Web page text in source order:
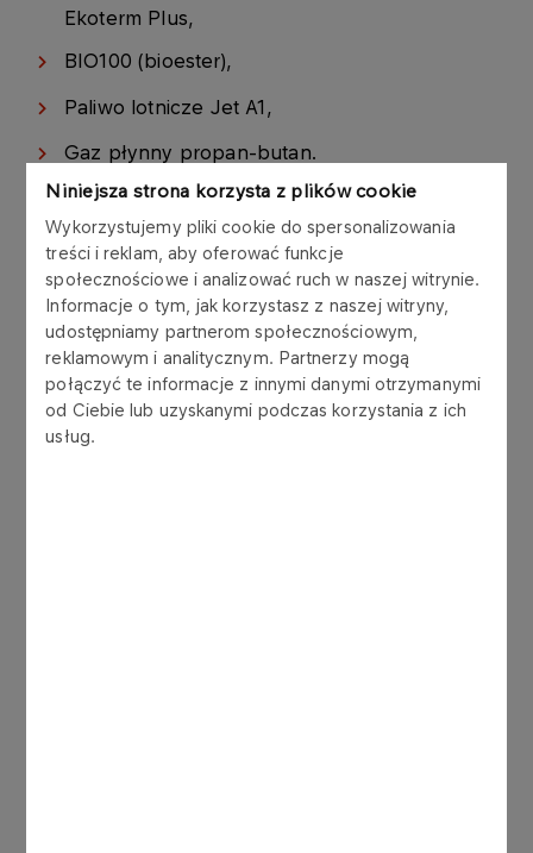
Niniejsza strona korzysta z plików cookie
Wykorzystujemy pliki cookie do spersonalizowania
treści i reklam, aby oferować funkcje
społecznościowe i analizować ruch w naszej witrynie.
Informacje o tym, jak korzystasz z naszej witryny,
udostępniamy partnerom społecznościowym,
reklamowym i analitycznym. Partnerzy mogą
połączyć te informacje z innymi danymi otrzymanymi
od Ciebie lub uzyskanymi podczas korzystania z ich
usług.
Ekoterm Plus,
BIO100 (bioester),
Paliwo lotnicze Jet A1,
Gaz płynny propan-butan.
Możliwość zakupu
uzależniona jest od
bieżącej dostępności
produktu.